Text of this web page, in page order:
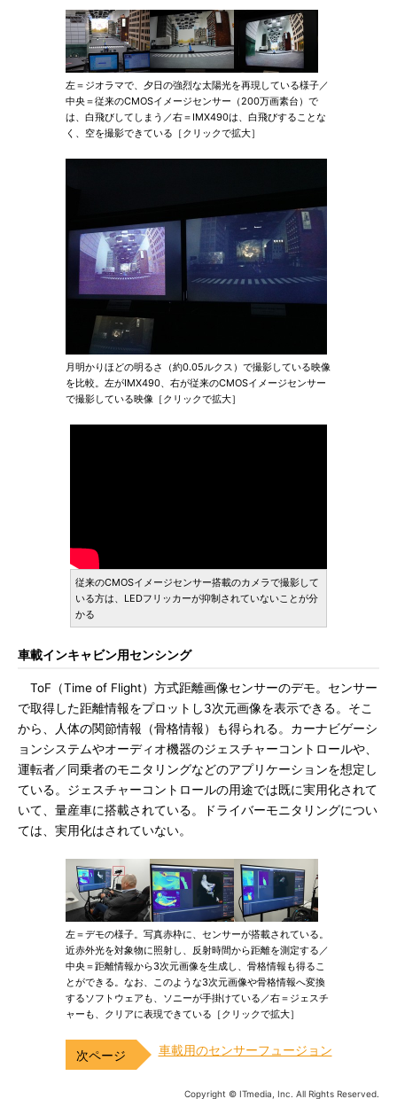
左＝ジオラマで、夕日の強烈な太陽光を再現している様子／
中央＝従来のCMOSイメージセンサー（200万画素台）で
は、白飛びしてしまう／右＝IMX490は、白飛びすることな
く、空を撮影できている［クリックで拡大］
月明かりほどの明るさ（約0.05ルクス）で撮影している映像
を比較。左がIMX490、右が従来のCMOSイメージセンサー
で撮影している映像［クリックで拡大］
従来のCMOSイメージセンサー搭載のカメラで撮影して
いる方は、LEDフリッカーが抑制されていないことが分
かる
車載インキャビン用センシング
ToF（Time of Flight）方式距離画像センサーのデモ。センサー
で取得した距離情報をプロットし3次元画像を表示できる。そこ
から、人体の関節情報（骨格情報）も得られる。カーナビゲーシ
ョンシステムやオーディオ機器のジェスチャーコントロールや、
運転者／同乗者のモニタリングなどのアプリケーションを想定し
ている。ジェスチャーコントロールの用途では既に実用化されて
いて、量産車に搭載されている。ドライバーモニタリングについ
ては、実用化はされていない。
左＝デモの様子。写真赤枠に、センサーが搭載されている。
近赤外光を対象物に照射し、反射時間から距離を測定する／
中央＝距離情報から3次元画像を生成し、骨格情報も得るこ
とができる。なお、このような3次元画像や骨格情報へ変換
するソフトウェアも、ソニーが手掛けている／右＝ジェスチ
ャーも、クリアに表現できている［クリックで拡大］
車載用のセンサーフュージョン
Copyright © ITmedia, Inc. All Rights Reserved.